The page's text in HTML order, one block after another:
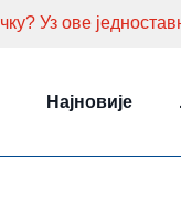
Најновије